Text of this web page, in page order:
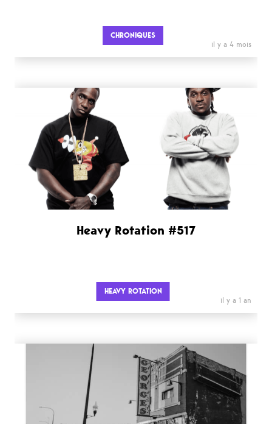
CHRONIQUES
il y a 4 mois
Heavy Rotation #517
HEAVY ROTATION
il y a 1 an